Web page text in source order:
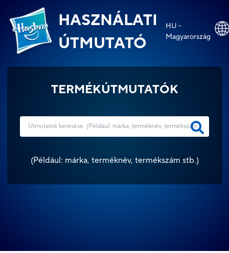
HASZNÁLATI
ÚTMUTATÓ
HU -
Magyarország
TERMÉKÚTMUTATÓK
(Például: márka, terméknév, termékszám stb.)